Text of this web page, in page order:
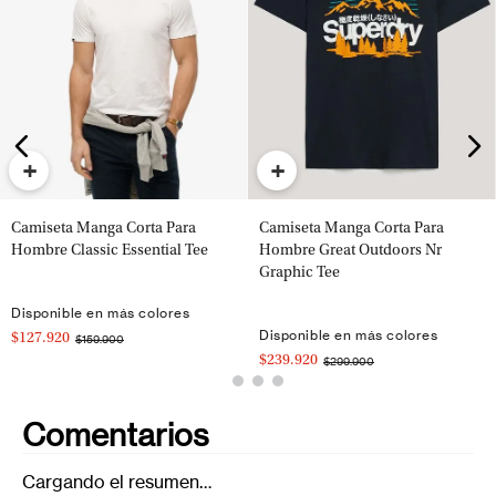
+
Camiseta Manga Corta Para
Hombre Classic Essential Tee
Disponible en más colores
$127.920 $159.900
+
Camiseta Manga Corta Para
Hombre Great Outdoors Nr
Graphic Tee
Disponible en más colores
$239.920 $299.900
Comentarios
Cargando el resumen…